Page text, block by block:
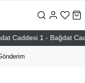
Caddesi 1 - Bağdat